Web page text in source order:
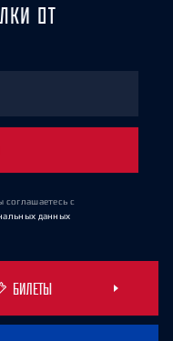
ОТ
соглашаетесь с
данных
БИЛЕТЫ